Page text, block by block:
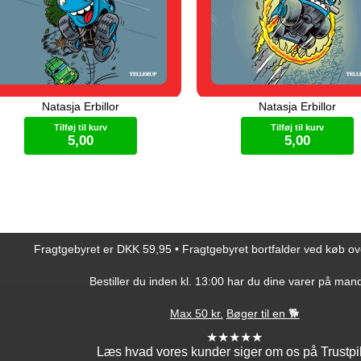
har slidt sine hjul, og nu skal
have nye. Hans mor har fundet
par, men de ser så kedelige ud.
ser til gengæld ret
ud. Truck tager hoppehjulene,
Natasja Erbillor
Tilføj til kurv
5,00
Trucks far er den sejeste
monstertruck i hele Truckby
vilde shows hver fredag. En
Truck komme med bag scenen,
han glæder sig! Men showet
Natasja Erbillor
Tilføj til kurv
5,00
Fragtgebyret er DKK 59,95 • Fragtgebyret bortfalder ved køb
Bestiller du inden kl. 13:00 har du dine varer på
Max 50 kr. Bøger til en 🐕
★★★★★
Læs hvad vores kunder siger om os på